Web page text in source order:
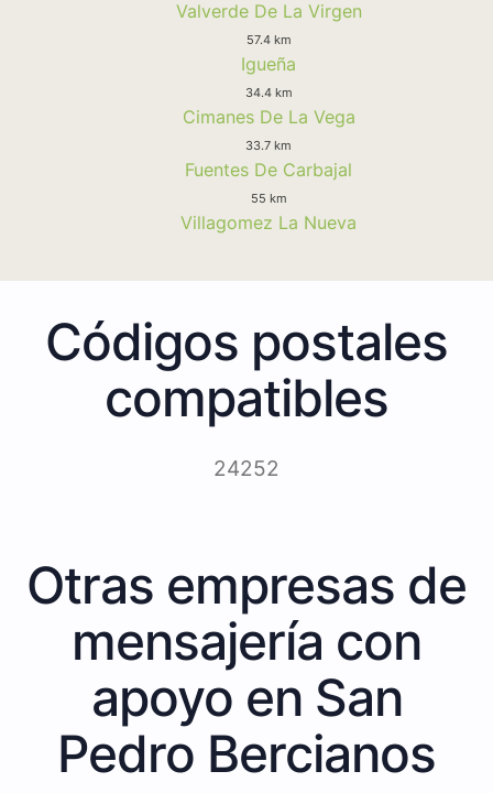
Valverde De La Virgen
57.4 km
Igueña
34.4 km
Cimanes De La Vega
33.7 km
Fuentes De Carbajal
55 km
Villagomez La Nueva
Códigos postales
compatibles
24252
Otras empresas de
mensajería con
apoyo en San
Pedro Bercianos